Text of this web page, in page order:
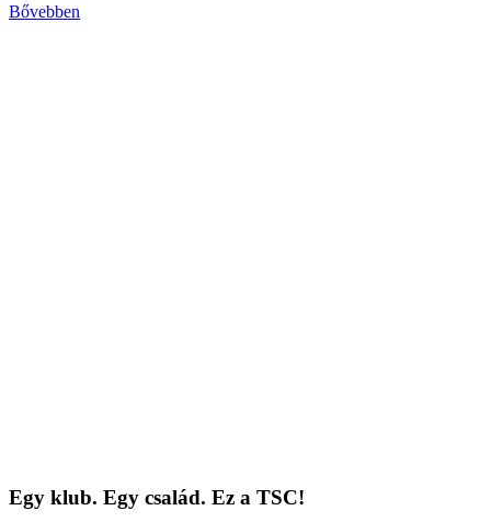
Bővebben
Egy klub. Egy család. Ez a TSC!